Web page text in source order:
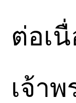
ต่อเ
เจ้า